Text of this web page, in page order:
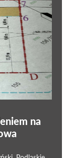
na